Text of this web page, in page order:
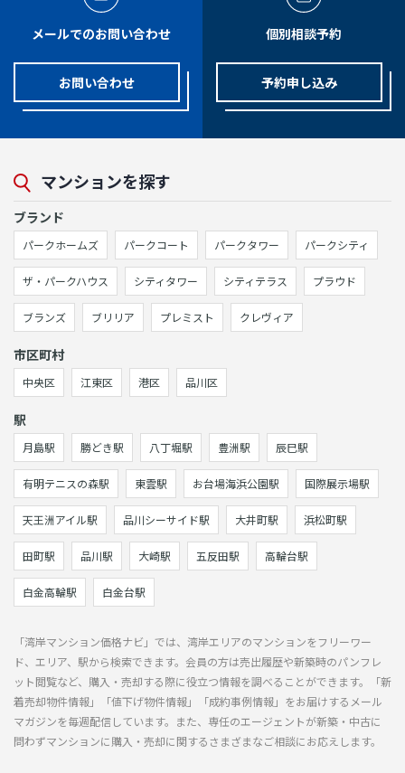
メールでのお問い合わせ
お問い合わせ
個別相談予約
予約申し込み
マンションを探す
ブランド
パークホームズ パークコート パークタワー パークシティ
ザ・パークハウス シティタワー シティテラス プラウド
ブランズ ブリリア プレミスト クレヴィア
市区町村
中央区 江東区 港区 品川区
駅
月島駅 勝どき駅 八丁堀駅 豊洲駅 辰巳駅
有明テニスの森駅 東雲駅 お台場海浜公園駅 国際展示場駅
天王洲アイル駅 品川シーサイド駅 大井町駅 浜松町駅
田町駅 品川駅 大崎駅 五反田駅 高輪台駅
白金高輪駅 白金台駅
「湾岸マンション価格ナビ」では、湾岸エリアのマンションをフリーワー
ド、エリア、駅から検索できます。会員の方は売出履歴や新築時のパンフレ
ット閲覧など、購入・売却する際に役立つ情報を調べることができます。「新
着売却物件情報」「値下げ物件情報」「成約事例情報」をお届けするメール
マガジンを毎週配信しています。また、専任のエージェントが新築・中古に
問わずマンションに購入・売却に関するさまざまなご相談にお応えします。